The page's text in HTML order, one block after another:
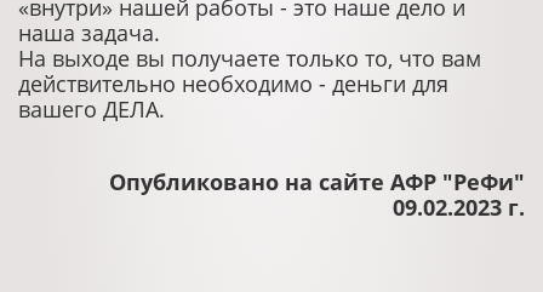
«внутри» нашей работы - это наше дело и
наша задача.
На выходе вы получаете только то, что вам
действительно необходимо - деньги для
вашего ДЕЛА.
Опубликовано на сайте АФР "РеФи"
09.02.2023 г.